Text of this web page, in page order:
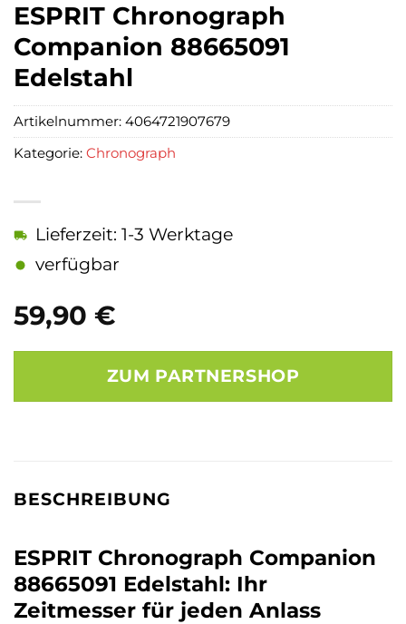
ESPRIT Chronograph
Companion 88665091
Edelstahl
59,90 €
Lieferzeit: 1-3 Werktage
verfügbar
ZUM PARTNERSHOP
Artikelnummer: 4064721907679
Kategorie: Chronograph
BESCHREIBUNG
ESPRIT Chronograph Companion
88665091 Edelstahl: Ihr
Zeitmesser für jeden Anlass